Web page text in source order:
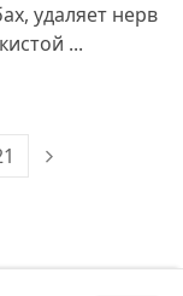
удаляет нерв
...